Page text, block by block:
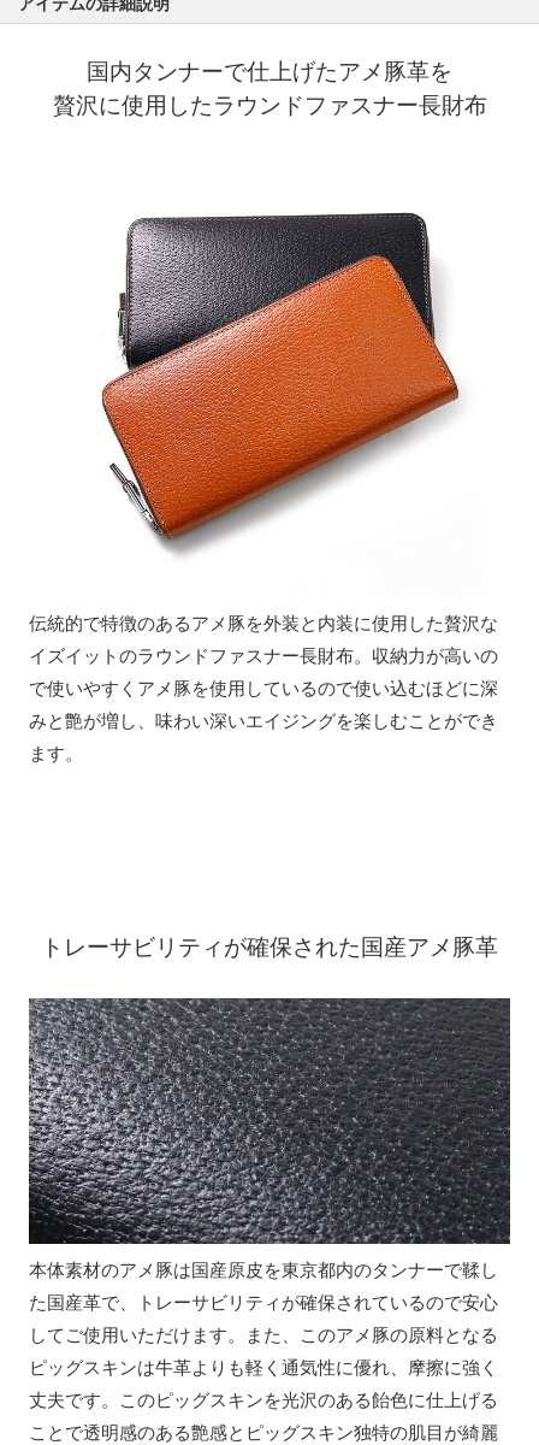
国内タンナーで仕上げたアメ豚革を
贅沢に使用したラウンドファスナー長財布
伝統的で特徴のあるアメ豚を外装と内装に使用した贅沢な
イズイットのラウンドファスナー長財布。収納力が高いの
で使いやすくアメ豚を使用しているので使い込むほどに深
みと艶が増し、味わい深いエイジングを楽しむことができ
ます。
トレーサビリティが確保された国産アメ豚革
本体素材のアメ豚は国産原皮を東京都内のタンナーで鞣し
た国産革で、トレーサビリティが確保されているので安心
してご使用いただけます。また、このアメ豚の原料となる
ピッグスキンは牛革よりも軽く通気性に優れ、摩擦に強く
丈夫です。このピッグスキンを光沢のある飴色に仕上げる
ことで透明感のある艶感とピッグスキン独特の肌目が綺麗